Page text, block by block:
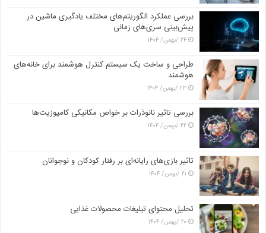
بررسی عملکرد الگوریتم‌های مختلف یادگیری ماشین در
پیش‌بینی سری‌های زمانی
۲۴ /بهمن/ ۱۴۰۴
طراحی و ساخت یک سیستم کنترل هوشمند برای خانه‌های
هوشمند
۲۳ /بهمن/ ۱۴۰۴
بررسی تاثیر نانوذرات بر خواص مکانیکی کامپوزیت‌ها
۲۲ /بهمن/ ۱۴۰۴
تاثیر بازی‌های رایانه‌ای بر رفتار کودکان و نوجوانان
۲۱ /بهمن/ ۱۴۰۴
تحلیل محتوای تبلیغات محصولات غذایی
۲۰ /بهمن/ ۱۴۰۴